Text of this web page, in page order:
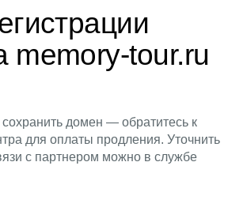
memory-tour.ru
домен — обратитесь к
для оплаты продления. Уточнить
с партнером можно в службе